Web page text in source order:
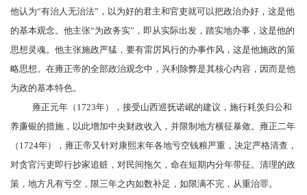
他认为“有治人无治法”，以为好的君主和官吏就可以把政治办好，这是他
的基本观念。他主张“为政务实”，即从实际出发，踏实地办事，这是他的
思想灵魂。他主张施政严猛，要有雷厉风行的办事作风，这是他施政的策
略思想。在雍正帝的全部政治观念中，兴利除弊是其核心内容，因而是他
为政的基本特色。
雍正元年（1723年），接受山西巡抚诺岷的建议，施行耗羡归公和
养廉银的措施，以此增加中央财政收入，并限制地方横征暴敛。雍正二年
（1724年），雍正帝又针对康熙末年各地亏空钱粮严重，决定严格清查，
对贪官污吏即行抄家追赃，对民间拖欠，命在短期内分年带征。清理的政
策，地方凡有亏空，限三年之内如数补足，如限满不完，从重治罪。